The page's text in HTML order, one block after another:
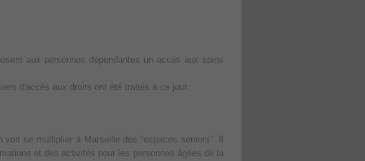
aux personnes dépendantes un accès aux soins
d'accès aux droits ont été traités à ce jour.
se multiplier à Marseille des “espaces seniors”. Il
et des activités pour les personnes âgées de la